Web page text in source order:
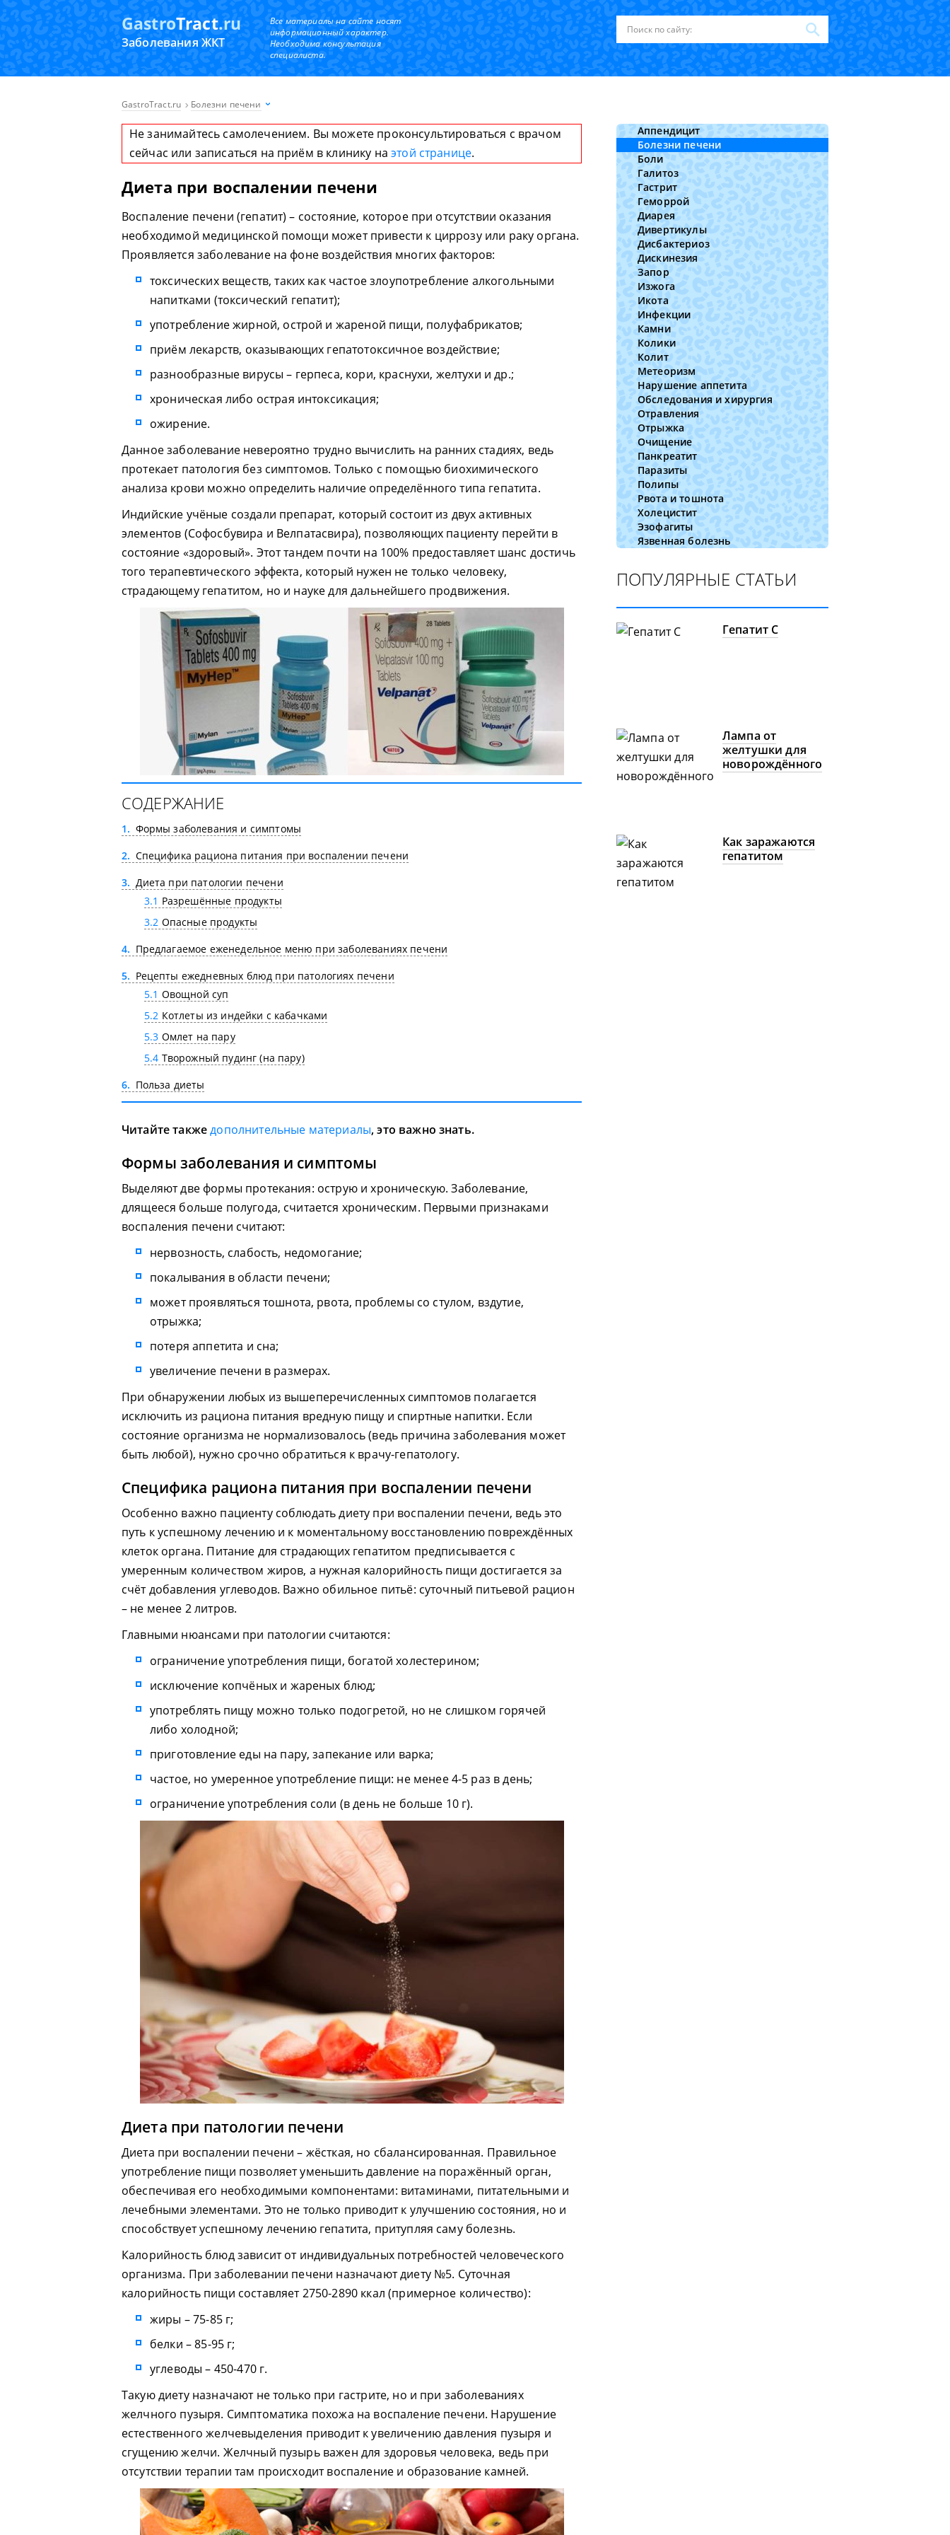
GastroTract.ru
Заболевания ЖКТ
Все материалы на сайте носят
информационный характер.
Необходима консультация
специалиста.
GastroTract.ru Болезни печени
Не занимайтесь самолечением. Вы можете проконсультироваться с врачом
сейчас или записаться на приём в клинику наэтой странице.
Диета при воспалении печени
Воспаление печени (гепатит) – состояние, которое при отсутствии оказания
необходимой медицинской помощи может привести к циррозу или раку органа.
Проявляется заболевание на фоне воздействия многих факторов:
токсических веществ, таких как частое злоупотребление алкогольными
напитками (токсический гепатит);
употребление жирной, острой и жареной пищи, полуфабрикатов;
приём лекарств, оказывающих гепатотоксичное воздействие;
разнообразные вирусы – герпеса, кори, краснухи, желтухи и др.;
хроническая либо острая интоксикация;
ожирение.
Данное заболевание невероятно трудно вычислить на ранних стадиях, ведь
протекает патология без симптомов. Только с помощью биохимического
анализа крови можно определить наличие определённого типа гепатита.
Индийские учёные создали препарат, который состоит из двух активных
элементов (Софосбувира и Велпатасвира), позволяющих пациенту перейти в
состояние «здоровый». Этот тандем почти на 100% предоставляет шанс достичь
того терапевтического эффекта, который нужен не только человеку,
страдающему гепатитом, но и науке для дальнейшего продвижения.
СОДЕРЖАНИЕ
1
Формы заболевания и симптомы
2
Специфика рациона питания при воспалении печени
3
Диета при патологии печени
3.1 Разрешённые продукты
3.2 Опасные продукты
4
Предлагаемое еженедельное меню при заболеваниях печени
5
Рецепты ежедневных блюд при патологиях печени
5.1 Овощной суп
5.2 Котлеты из индейки с кабачками
5.3 Омлет на пару
5.4 Творожный пудинг (на пару)
6
Польза диеты
Читайте такжедополнительные материалы, это важно знать.
Формы заболевания и симптомы
Выделяют две формы протекания: острую и хроническую. Заболевание,
длящееся больше полугода, считается хроническим. Первыми признаками
воспаления печени считают:
нервозность, слабость, недомогание;
покалывания в области печени;
может проявляться тошнота, рвота, проблемы со стулом, вздутие,
отрыжка;
потеря аппетита и сна;
увеличение печени в размерах.
При обнаружении любых из вышеперечисленных симптомов полагается
исключить из рациона питания вредную пищу и спиртные напитки. Если
состояние организма не нормализовалось (ведь причина заболевания может
быть любой), нужно срочно обратиться к врачу-гепатологу.
Специфика рациона питания при воспалении печени
Особенно важно пациенту соблюдать диету при воспалении печени, ведь это
путь к успешному лечению и к моментальному восстановлению повреждённых
клеток органа. Питание для страдающих гепатитом предписывается с
умеренным количеством жиров, а нужная калорийность пищи достигается за
счёт добавления углеводов. Важно обильное питьё: суточный питьевой рацион
– не менее 2 литров.
Главными нюансами при патологии считаются:
ограничение употребления пищи, богатой холестерином;
исключение копчёных и жареных блюд;
употреблять пищу можно только подогретой, но не слишком горячей
либо холодной;
приготовление еды на пару, запекание или варка;
частое, но умеренное употребление пищи: не менее 4-5 раз в день;
ограничение употребления соли (в день не больше 10 г).
Диета при патологии печени
Диета при воспалении печени – жёсткая, но сбалансированная. Правильное
употребление пищи позволяет уменьшить давление на поражённый орган,
обеспечивая его необходимыми компонентами: витаминами, питательными и
лечебными элементами. Это не только приводит к улучшению состояния, но и
способствует успешному лечению гепатита, притупляя саму болезнь.
Калорийность блюд зависит от индивидуальных потребностей человеческого
организма. При заболевании печени назначают диету №5. Суточная
калорийность пищи составляет 2750-2890 ккал (примерное количество):
жиры – 75-85 г;
белки – 85-95 г;
углеводы – 450-470 г.
Такую диету назначают не только при гастрите, но и при заболеваниях
желчного пузыря. Симптоматика похожа на воспаление печени. Нарушение
естественного желчевыделения приводит к увеличению давления пузыря и
сгущению желчи. Желчный пузырь важен для здоровья человека, ведь при
отсутствии терапии там происходит воспаление и образование камней.
Аппендицит
Болезни печени
Боли
Галитоз
Гастрит
Геморрой
Диарея
Дивертикулы
Дисбактериоз
Дискинезия
Запор
Изжога
Икота
Инфекции
Камни
Колики
Колит
Метеоризм
Нарушение аппетита
Обследования и хирургия
Отравления
Отрыжка
Очищение
Панкреатит
Паразиты
Полипы
Рвота и тошнота
Холецистит
Эзофагиты
Язвенная болезнь
ПОПУЛЯРНЫЕ СТАТЬИ
Гепатит C
Лампа от
желтушки для
новорождённого
Как заражаются
гепатитом